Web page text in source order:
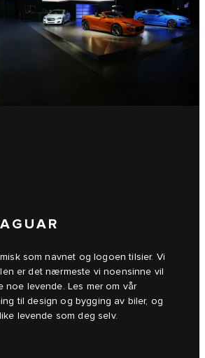
som navnet og logoen tilsier. Vi
er det nærmeste vi noensinne vil
noe levende. Les mer om vår
til design og bygging av biler, og
levende som deg selv.